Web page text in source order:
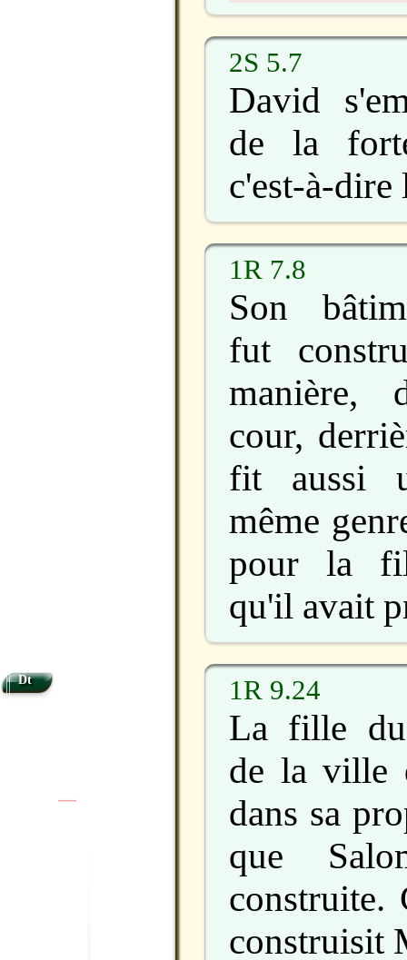
2S 5.7
David
de la
c'est-à-
1R 7.8
Son
fut
manière,
cour,
fit aussi
même
pour la
qu'il avait
1R 9.24
La fille du
de la ville
dans sa
que
construite.
construisit
Dt